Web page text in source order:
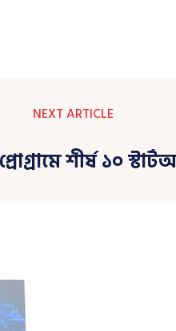
NEXT ARTICLE
শীর্ষ ১০